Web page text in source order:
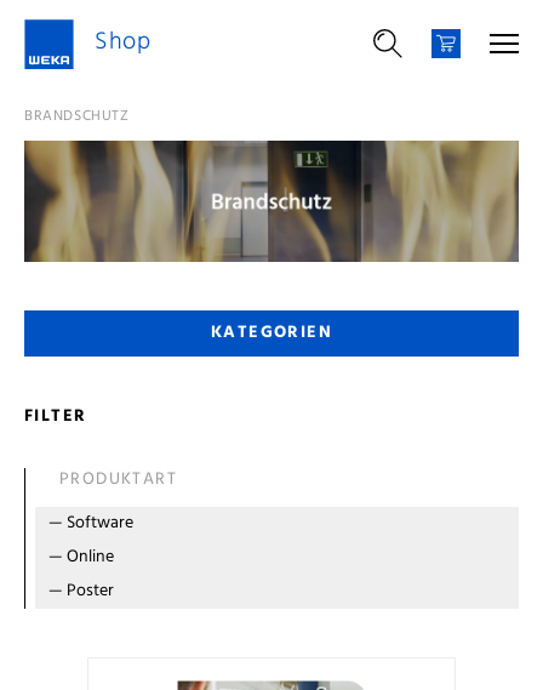
Shop
BRANDSCHUTZ
KATEGORIEN
FILTER
PRODUKTART
— Software
—Online
— Poster